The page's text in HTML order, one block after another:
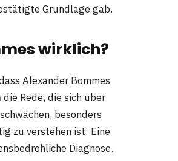
Grundlage gab.
wirklich?
Alexander Bommes
die Rede, die sich über
besonders
zu verstehen ist: Eine
Diagnose.